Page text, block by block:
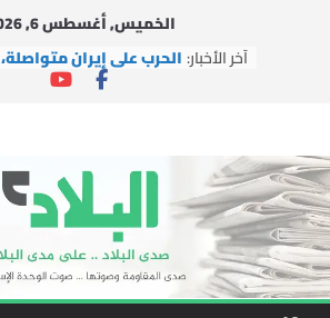
الخميس, أغسطس 6, 2026
آخر الأخبار: الحرب على إيران
الأمريكي يتعمق
محسن الآراكي في مدينة
بينما تُغيّر إيران الوعي
فشل إسرائيل
اتفاقية التعاون النووي
المتحدة والمملكة
السعودية.. الفرص
والتوصيات السياسية